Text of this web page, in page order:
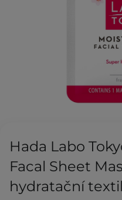
Hada Labo
Facal Sheet
hydratační